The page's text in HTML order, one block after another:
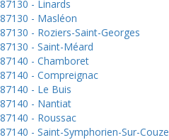
87130 - Linards
87130 - Masléon
87130 - Roziers-Saint-Georges
87130 - Saint-Méard
87140 - Chamboret
87140 - Compreignac
87140 - Le Buis
87140 - Nantiat
87140 - Roussac
87140 - Saint-Symphorien-Sur-Couze